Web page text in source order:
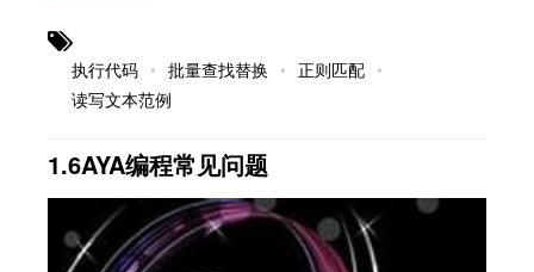
执行代码 批量查找替换
正则匹配
读写文本范例
1.6AYA编程常见问题